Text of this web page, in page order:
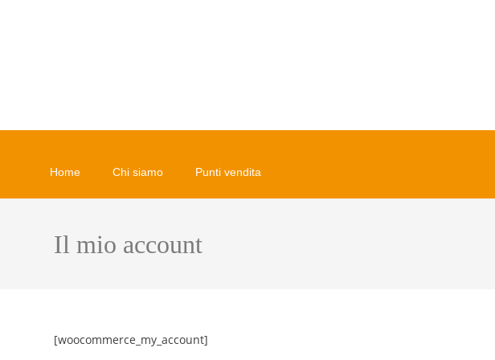
Home Chi siamo Punti vendita
Il mio account
[woocommerce_my_account]